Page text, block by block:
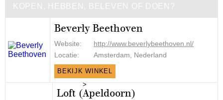
KOPEN, HEBBEN, BELEVEN OF DOEN?
Beverly Beethoven
Website:
http://www.beverlybeethoven.nl/
Locatie:
Amsterdam, Nederland
BEKIJK WINKEL
>
Loft (Apeldoorn)